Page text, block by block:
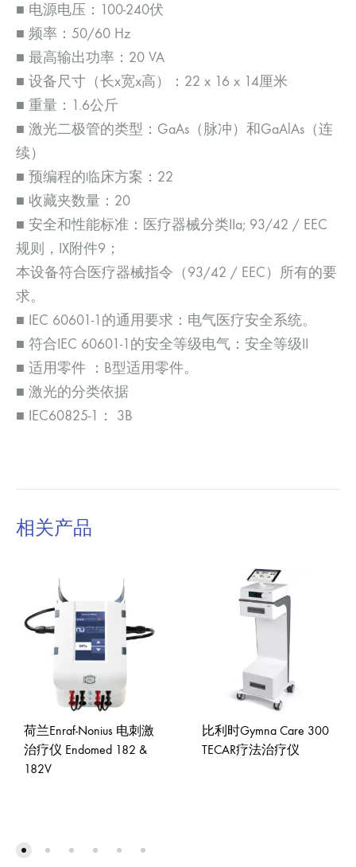
■ 电源电压：100-240伏
■ 频率：50/60 Hz
■ 最高输出功率：20 VA
■ 设备尺寸（长x宽x高）：22 x 16 x 14厘米
■ 重量：1.6公斤
■ 激光二极管的类型：GaAs（脉冲）和GaAlAs（连
续）
■ 预编程的临床方案：22
■ 收藏夹数量：20
■ 安全和性能标准：医疗器械分类IIa; 93/42 / EEC
规则，IX附件9；
本设备符合医疗器械指令（93/42 / EEC）所有的要
求。
■ IEC 60601-1的通用要求：电气医疗安全系统。
■ 符合IEC 60601-1的安全等级电气：安全等级II
■ 适用零件 ：B型适用零件。
■ 激光的分类依据
■ IEC60825-1： 3B
相关产品
荷兰Enraf-Nonius 电刺激
治疗仪 Endomed 182 &
182V
比利时Gymna Care 300
TECAR疗法治疗仪